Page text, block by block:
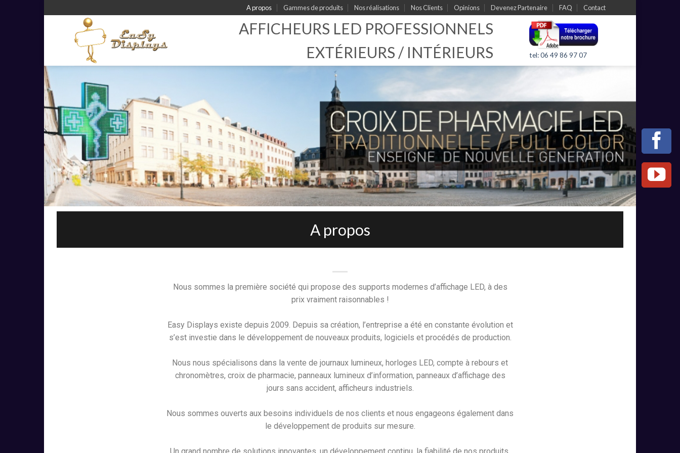
A propos Gammes de produits Nos réalisations Nos Clients Opinions Devenez Partenaire FAQ Contact
AFFICHEURS LED PROFESSIONNELS
EXTÉRIEURS / INTÉRIEURS
tel: 06 49 86 97 07
A propos
Nous sommes la première société qui propose des supports modernes d’affichage LED, à des
prix vraiment raisonnables !
Easy Displays existe depuis 2009. Depuis sa création, l’entreprise a été en constante évolution et
s’est investie dans le développement de nouveaux produits, logiciels et procédés de production.
Nous nous spécialisons dans la vente de journaux lumineux, horloges LED, compte à rebours et
chronomètres, croix de pharmacie, panneaux lumineux d’information, panneaux d’affichage des
jours sans accident, afficheurs industriels.
Nous sommes ouverts aux besoins individuels de nos clients et nous engageons également dans
le développement de produits sur mesure.